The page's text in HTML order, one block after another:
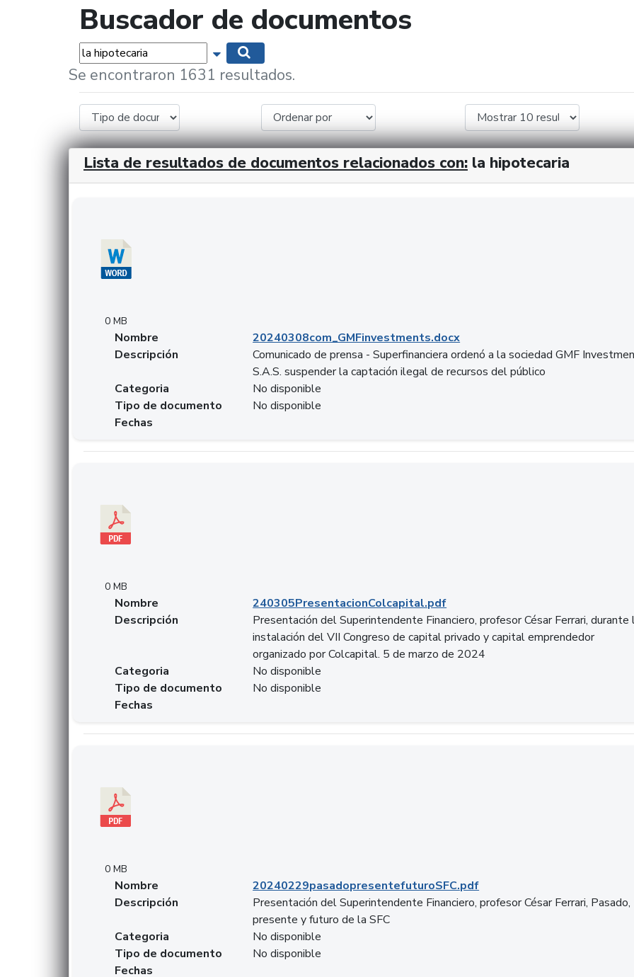
Buscador de documentos
Palabras... Mostrar opciones de búsqueda
Se encontraron 1631 resultados.
Lista de resultados de documentos relacionados con: la hipotecaria
0 MB
Nombre
20240308com_GMFinvestments.docx
Descripción
Comunicado de prensa - Superfinanciera ordenó a la sociedad GMF
S.A.S. suspender la captación ilegal de recursos del público
Categoria
No disponible
Tipo de documento
No disponible
Fechas
0 MB
Nombre
240305PresentacionColcapital.pdf
Descripción
Presentación del Superintendente Financiero, profesor César Ferrari, durante
instalación del VII Congreso de capital privado y capital emprendedor
organizado por Colcapital. 5 de marzo de 2024
Categoria
No disponible
Tipo de documento
No disponible
Fechas
0 MB
Nombre
20240229pasadopresentefuturoSFC.pdf
Descripción
Presentación del Superintendente Financiero, profesor César Ferrari, Pasado,
presente y futuro de la SFC
Categoria
No disponible
Tipo de documento
No disponible
Fechas